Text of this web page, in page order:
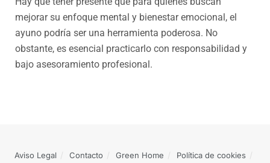
mejorar su enfoque mental y bienestar emocional, el
ayuno podría ser una herramienta poderosa. No
obstante, es esencial practicarlo con responsabilidad y
bajo asesoramiento profesional.
Aviso Legal Contacto Green Home Política de cookies